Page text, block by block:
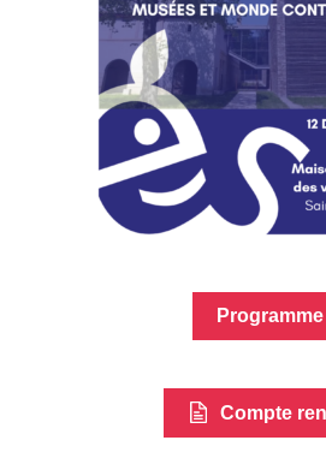
Programme
Compte